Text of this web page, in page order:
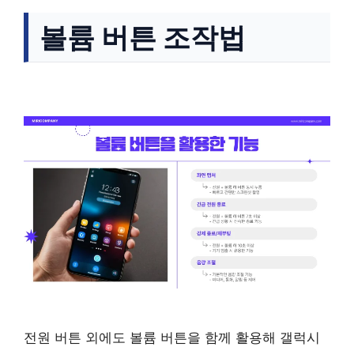
볼륨 버튼 조작법
전원 버튼 외에도 볼륨 버튼을 함께 활용해 갤럭시